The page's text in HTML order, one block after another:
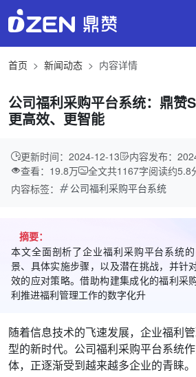
首页 新闻动态 内容详情
公司福利采购平台系统：鼎赞
更高效、更智能
更新时间：2024-12-13
内容发布：
查看：19.8万
全文共1167字阅读约5.8
内容标签：
公司福利采购平台系统
摘要：
本文全面剖析了企业福利采购平台系统
景、具体实施步骤，以及潜在挑战，并针
效的应对策略。借助构建集成化的福利采
利推进福利管理工作的数字化升
随着信息技术的飞速发展，企业福利
型的新时代。公司福利采购平台系统
体，正逐渐受到越来越多企业的青睐。